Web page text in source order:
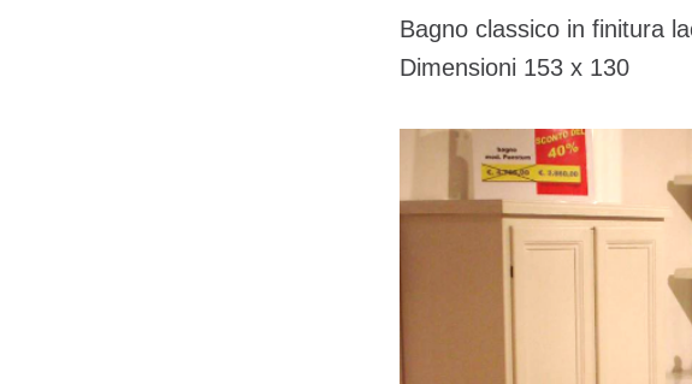
Bagno classico in finitura
Dimensioni 153 x 130